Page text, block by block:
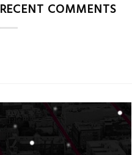
Kualifikasi
Tanah
Situasi,
&
Rekomendasi
RECENT COMMENTS